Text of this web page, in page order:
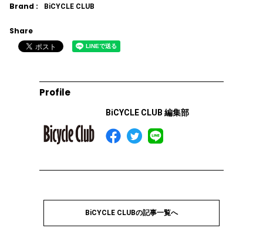
Brand : BiCYCLE CLUB
Share
Profile
BiCYCLE CLUB 編集部
BiCYCLE CLUBの記事一覧へ